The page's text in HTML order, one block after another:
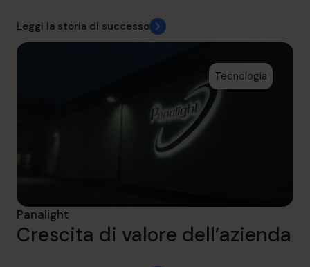
Leggi la storia di successo
Tecnologia
Panalight
Crescita di valore dell’azienda